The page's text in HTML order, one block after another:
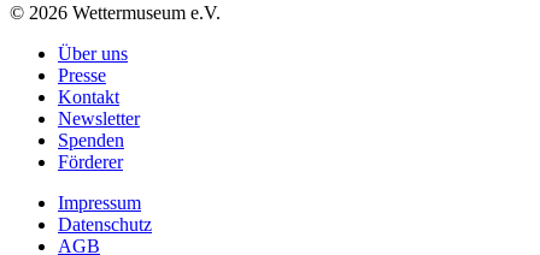
© 2026 Wettermuseum e.V.
Über uns
Presse
Kontakt
Newsletter
Spenden
Förderer
Impressum
Datenschutz
AGB